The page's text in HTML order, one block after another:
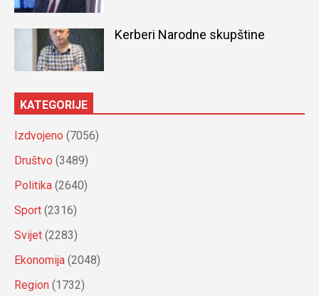
Kerberi Narodne skupštine
KATEGORIJE
Izdvojeno (7056)
Društvo (3489)
Politika (2640)
Sport (2316)
Svijet (2283)
Ekonomija (2048)
Region (1732)